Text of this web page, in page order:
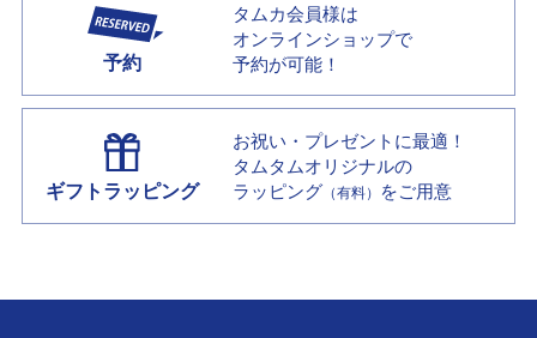
予約
タムカ会員様は
オンラインショップで
予約が可能！
ギフトラッピング
お祝い・プレゼントに最適！
タムタムオリジナルの
ラッピング （有料） をご用意